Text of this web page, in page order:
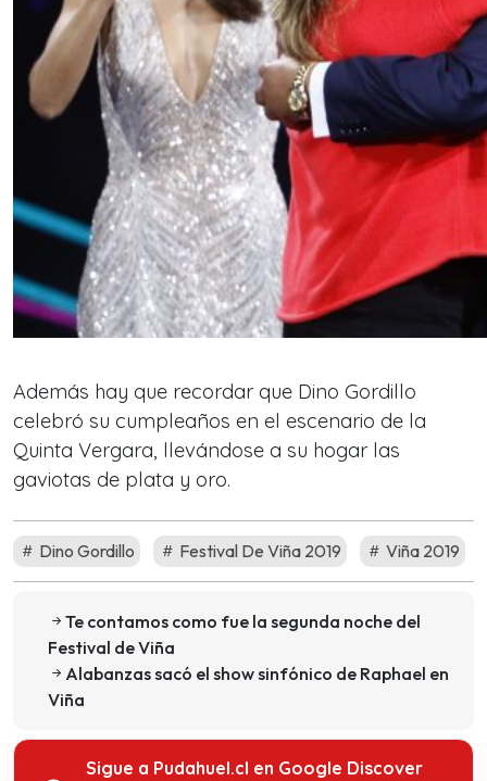
Además hay que recordar que Dino Gordillo
celebró su cumpleaños en el escenario de la
Quinta Vergara, llevándose a su hogar las
gaviotas de plata y oro.
Dino Gordillo Festival De Viña 2019 Viña 2019
Te contamos como fue la segunda noche del
Festival de Viña
Alabanzas sacó el show sinfónico de Raphael en
Viña
Sigue a Pudahuel.cl en Google Discover